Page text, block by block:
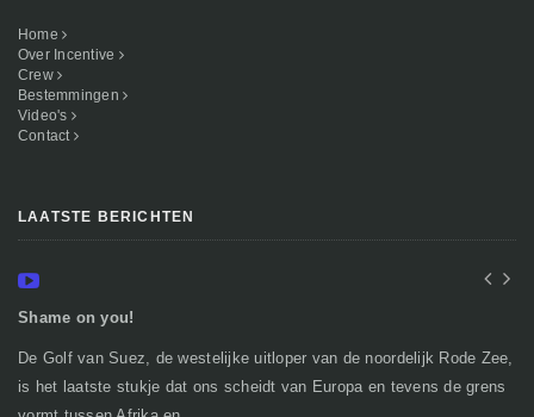
Home
Over Incentive
Crew
Bestemmingen
Video's
Contact
LAATSTE BERICHTEN
Shame on you!
De Golf van Suez, de westelijke uitloper van de noordelijk Rode Zee,
is het laatste stukje dat ons scheidt van Europa en tevens de grens